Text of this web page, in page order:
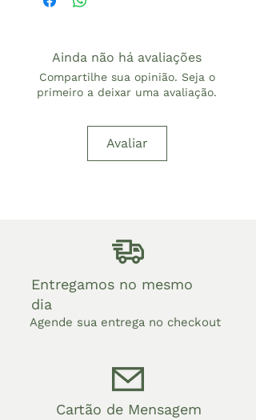
Ainda não há avaliações
Compartilhe sua opinião. Seja o
primeiro a deixar uma avaliação.
Avaliar
Entregamos no mesmo
dia
Agende sua entrega no checkout
Cartão de Mensagem